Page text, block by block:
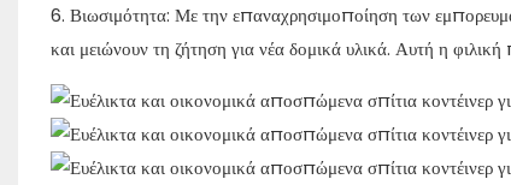
6. Βιωσιμότητα: Με την επαναχρησιμοποίηση των
και μειώνουν τη ζήτηση για νέα δομικά υλικά. Αυτή η